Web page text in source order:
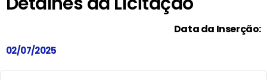
Data da Inserção:
02/07/2025